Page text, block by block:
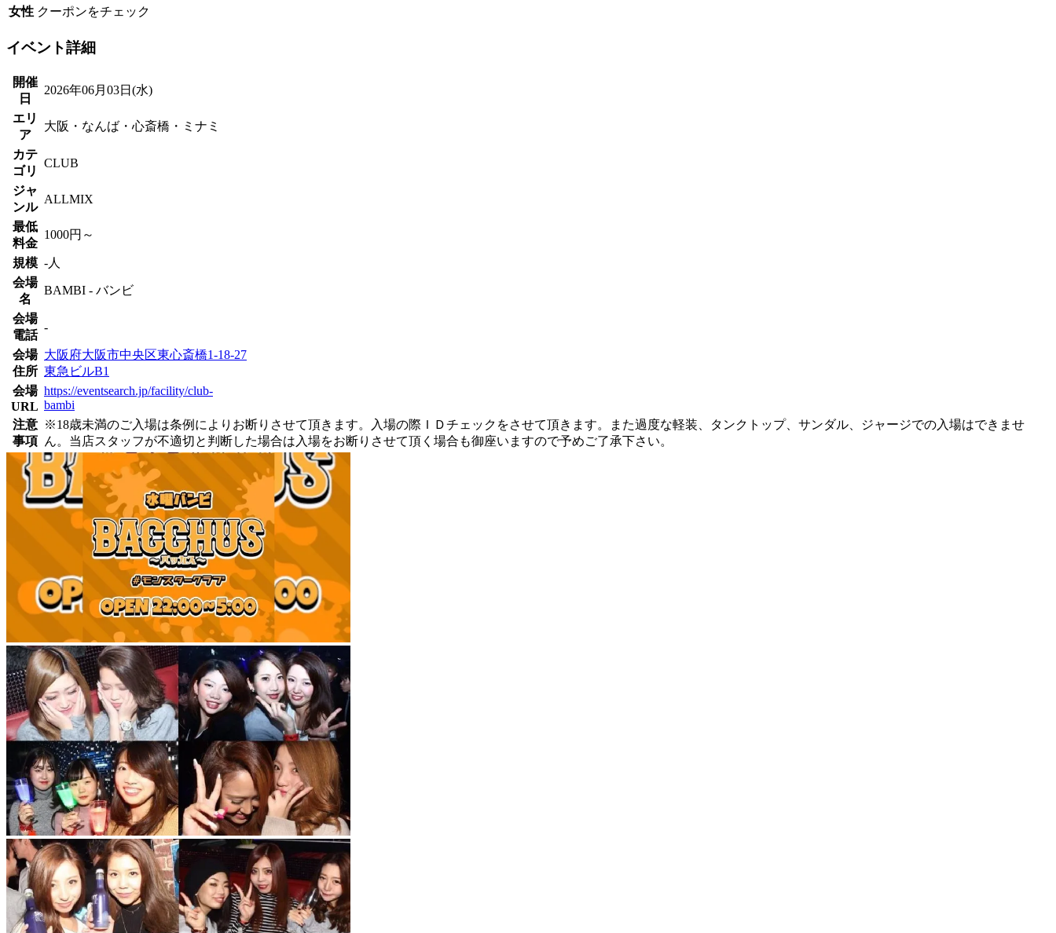
女性 クーポンをチェック
イベント詳細
開催
日
2026年06月03日(水)
エリ
ア
大阪・なんば・心斎橋・ミナミ
カテ
ゴリ
CLUB
ジャ
ンル
ALLMIX
最低
料金
1000円～
規模 -人
会場
名
BAMBI - バンビ
会場
電話
-
会場
住所
大阪府大阪市中央区東心斎橋1-18-27
東急ビルB1
会場
URL
https://eventsearch.jp/facility/club-
bambi
注意
事項
※18歳未満のご入場は条例によりお断りさせて頂きます。入場の際ＩＤチェックをさせて頂きます。また過度な軽装、タンクトップ、サンダル、ジャージでの入場はできませ
ん。当店スタッフが不適切と判断した場合は入場をお断りさせて頂く場合も御座いますので予めご了承下さい。